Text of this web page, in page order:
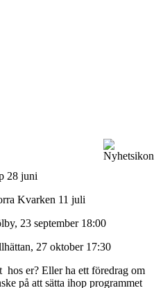
28 juni
Kvarken 11 juli
23 september 18:00
27 oktober 17:30
er? Eller ha ett föredrag om
på att sätta ihop programmet